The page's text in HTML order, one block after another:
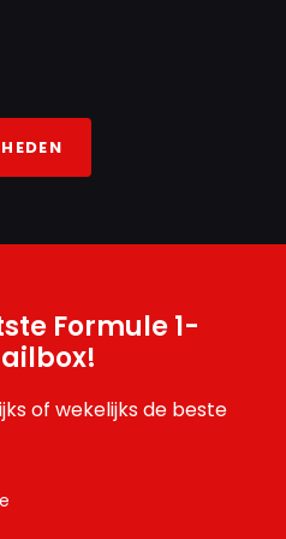
Formule 1-
of wekelijks de beste